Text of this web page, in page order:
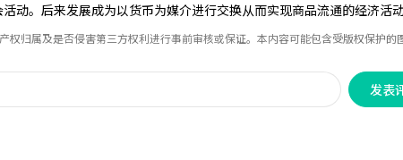
动。后来发展成为以货币为媒介进行交换从而实现商品流通的经济活动
归属及是否侵害第三方权利进行事前审核或保证。本内容可能包含受版权保护的
发表